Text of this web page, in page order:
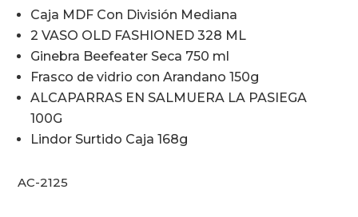
Caja MDF Con División Mediana
2 VASO OLD FASHIONED 328 ML
Ginebra Beefeater Seca 750 ml
Frasco de vidrio con Arandano 150g
ALCAPARRAS EN SALMUERA LA PASIEGA
100G
Lindor Surtido Caja 168g
AC-2125